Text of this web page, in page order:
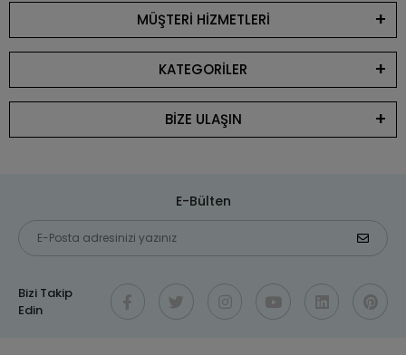
MÜŞTERİ HİZMETLERİ
KATEGORİLER
BİZE ULAŞIN
E-Bülten
Bizi Takip
Edin